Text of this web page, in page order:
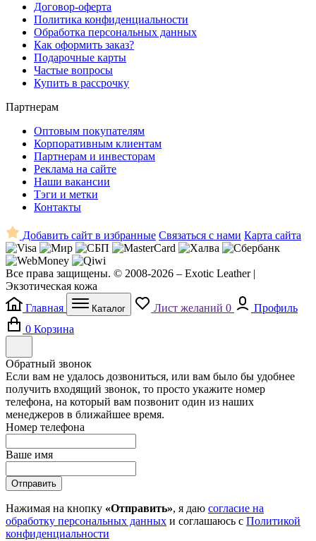
Договор-оферта
Политика конфиденциальности
Обработка персональных данных
Как оформить заказ?
Подарочные карты
Частые вопросы
Купить в рассрочку
Партнерам
Оптовым покупателям
Корпоративным клиентам
Партнерам и инвесторам
Реклама на сайте
Наши вакансии
Тэги и метки
Контакты
Добавить сайт в избранные Связаться с нами Карта сайта
Все права защищены. © 2008-2026 – Exotic Leather |
Экзотическая кожа
Главная
Каталог Лист желаний 0
Профиль
0 Корзина
Обратный звонок
Если вам не удалось дозвониться, или вам было бы удобнее
получить входящий звонок, то просто укажите номер
телефона, на который вам позвонит один из наших
менеджеров в ближайшее время.
Номер телефона
Ваше имя
Отправить
Нажимая на кнопку «Отправить», я даю согласие на
обработку персональных данных и соглашаюсь с Политикой
конфиденциальности